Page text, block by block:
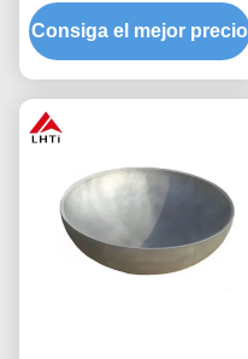
Consiga el mejor precio